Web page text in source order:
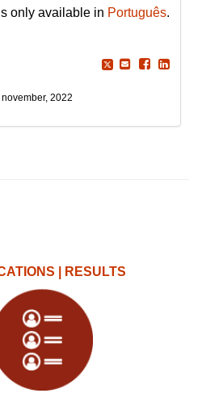
only available in Português.
2022
| RESULTS